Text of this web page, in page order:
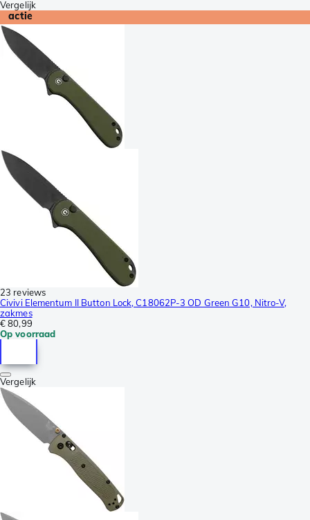
Vergelijk
actie
23 reviews
Civivi Elementum II Button Lock, C18062P-3 OD Green G10, Nitro-V,
zakmes
€ 80,99
Op voorraad
Vergelijk